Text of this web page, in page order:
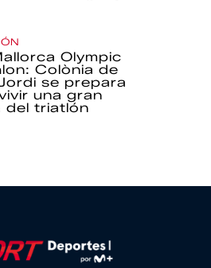
Olympic
Colònia de
se prepara
una gran
del triatlón